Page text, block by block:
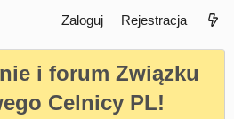
Zaloguj Rejestracja
i forum Związku
Celnicy PL!